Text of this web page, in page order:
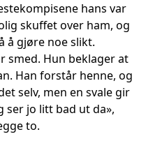
hans var
skuffet over ham, og
å gjøre noe slikt.
smed. Hun beklager at
Han forstår henne, og
selv, men en svale gir
ser jo litt bad ut da»,
to.